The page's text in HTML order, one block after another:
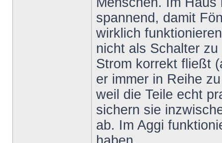
spannend, damit
wirklich
nicht als Schalter
Strom korrekt fließt
er immer in Reihe
weil die Teile echt
sichern sie
ab. Im Aggi